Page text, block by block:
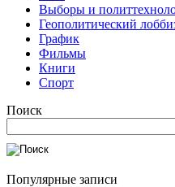
Выборы и
Геополитический
График
Фильмы
Книги
Спорт
Поиск
Популярные записи